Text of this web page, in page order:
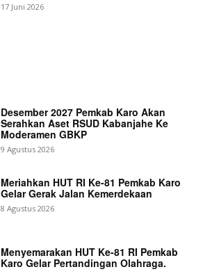
17 Juni 2026
Desember 2027 Pemkab Karo Akan
Serahkan Aset RSUD Kabanjahe Ke
Moderamen GBKP
9 Agustus 2026
Meriahkan HUT RI Ke-81 Pemkab Karo
Gelar Gerak Jalan Kemerdekaan
8 Agustus 2026
Menyemarakan HUT Ke-81 RI Pemkab
Karo Gelar Pertandingan Olahraga.